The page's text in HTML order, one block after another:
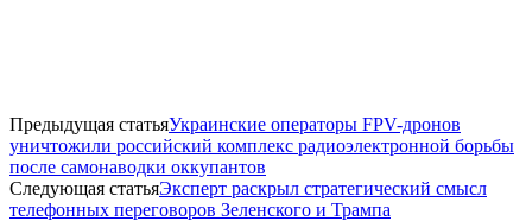
Предыдущая статьяУкраинские операторы FPV-дронов
уничтожили российский комплекс радиоэлектронной борьбы
после самонаводки оккупантов
Следующая статьяЭксперт раскрыл стратегический смысл
телефонных переговоров Зеленского и Трампа